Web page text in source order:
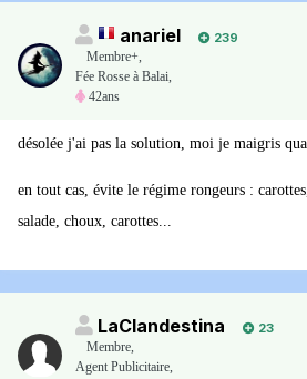
anariel
239
Membre+,
Fée Rosse à Balai,
42ans
désolée j'ai pas la solution, moi je maigris
en tout cas, évite le régime rongeurs :
salade, choux, carottes...
LaClandestina
23
Membre,
Agent Publicitaire,